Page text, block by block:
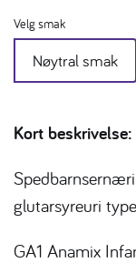
Velg smak
Nøytral smak
Kort beskrivelse:
glutarsyreuri type
GA1 Anamix